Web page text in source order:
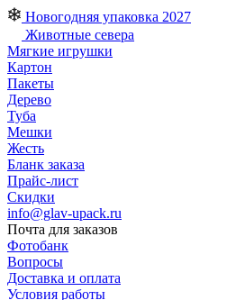
Новогодняя упаковка 2027
Животные севера
Мягкие игрушки
Картон
Пакеты
Дерево
Туба
Мешки
Жесть
Бланк заказа
Прайс-лист
Скидки
info@glav-upack.ru
Почта для заказов
Фотобанк
Вопросы
Доставка и оплата
Условия работы